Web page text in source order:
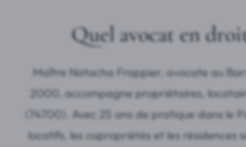
Quel avocat en
Maître Natacha Frappier, avocate au
2000, accompagne propriétaires,
(74700). Avec 25 ans de pratique dans le
locatifs, les copropriétés et les résidences